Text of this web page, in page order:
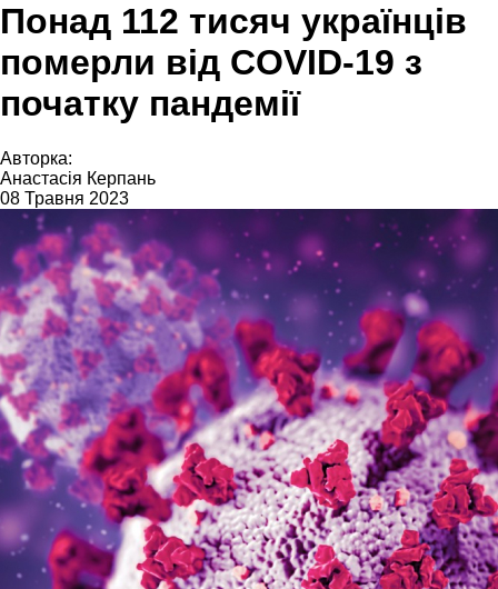
Понад 112 тисяч українців
померли від COVID-19 з
початку пандемії
Авторка:
Анастасія Керпань
08 Травня 2023